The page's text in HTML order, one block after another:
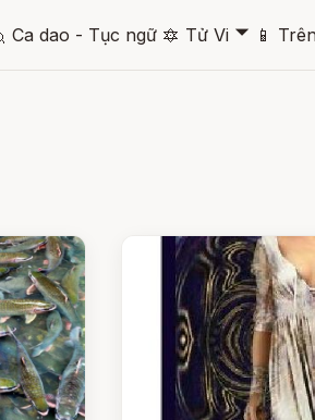
Ca dao - Tục ngữ 🔯 Tử Vi 🞃 📱